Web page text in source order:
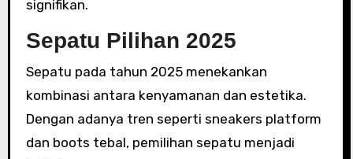
signifikan.
Sepatu Pilihan 2025
Sepatu pada tahun 2025 menekankan
kombinasi antara kenyamanan dan estetika.
Dengan adanya tren seperti sneakers platform
dan boots tebal, pemilihan sepatu menjadi